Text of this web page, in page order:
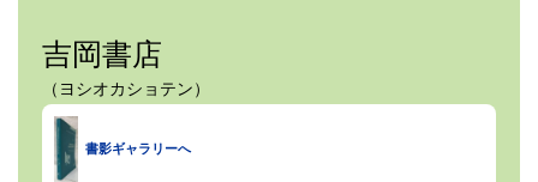
吉岡書店
（ヨシオカショテン）
書影ギャラリーへ